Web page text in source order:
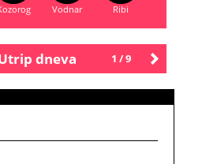
Vodnar Ribi
Starejše
1 / 9
dneva